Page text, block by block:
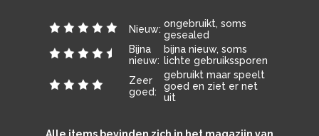
Nieuw: ongebruikt, soms
gesealed
Bijna
nieuw:
bijna nieuw, soms
lichte gebruikssporen
Zeer
goed:
gebruikt maar speelt
goed en ziet er net
uit